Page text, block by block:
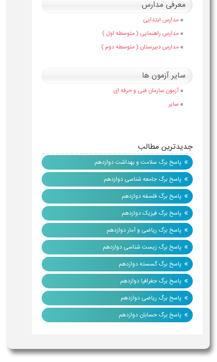
معرفی مدارس
» مدارس ابتدایی
» مدارس راهنمایی ( متوسطه اول )
» مدارس دبیرستان ( متوسطه دوم )
سایر آزمون ها
» آزمون سازمان فنی و حرفه ای
» سایر
جدیدترین مطالب
» پاسخ برگ سلامت و بهداشت دوازدهم
» پاسخ برگ جامعه شناسی دوازدهم
» پاسخ برگ فلسفه دوازدهم
» پاسخ برگ فیزیک دوازدهم
» پاسخ برگ ریاضی و آمار دوازدهم
» پاسخ برگ زیست شناسی دوازدهم
» پاسخ برگ گسسته دوازدهم
» پاسخ برگ جغرافیا دوازدهم
» پاسخ برگ ریاضی دوازدهم
» پاسخ برگ حسابان دوازدهم